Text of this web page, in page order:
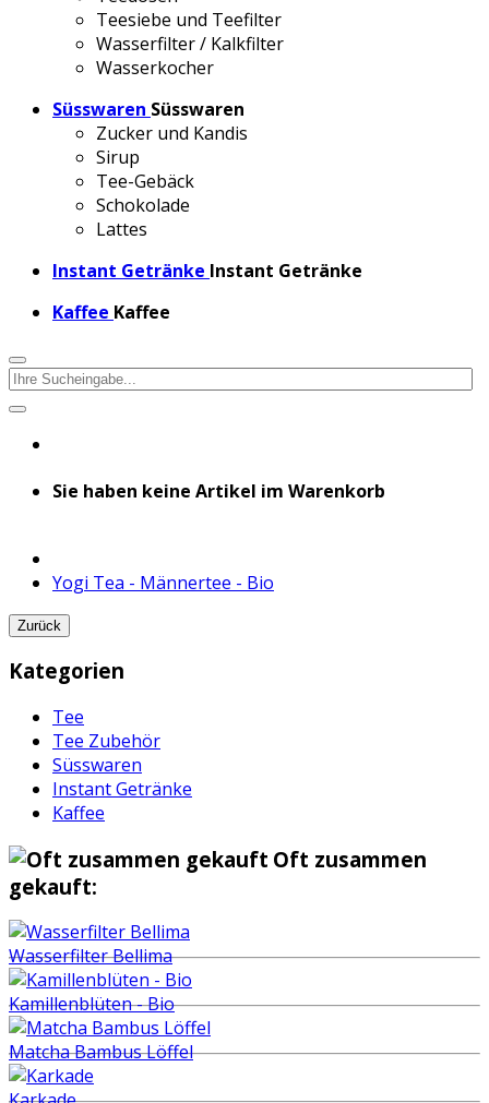
Teesiebe und Teefilter
Wasserfilter / Kalkfilter
Wasserkocher
Süsswaren Süsswaren
Zucker und Kandis
Sirup
Tee-Gebäck
Schokolade
Lattes
Instant Getränke Instant Getränke
Kaffee Kaffee
Sie haben keine Artikel im Warenkorb
Yogi Tea - Männertee - Bio
Zurück
Kategorien
Tee
Tee Zubehör
Süsswaren
Instant Getränke
Kaffee
Oft zusammen
gekauft:
Wasserfilter Bellima
Kamillenblüten - Bio
Matcha Bambus Löffel